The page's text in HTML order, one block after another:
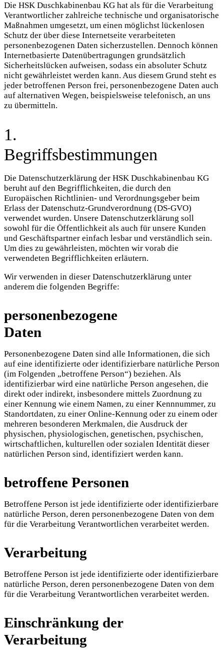
Die HSK Duschkabinenbau KG hat als für die Verarbeitung
Verantwortlicher zahlreiche technische und organisatorische
Maßnahmen umgesetzt, um einen möglichst lückenlosen
Schutz der über diese Internetseite verarbeiteten
personenbezogenen Daten sicherzustellen. Dennoch können
Internetbasierte Datenübertragungen grundsätzlich
Sicherheitslücken aufweisen, sodass ein absoluter Schutz
nicht gewährleistet werden kann. Aus diesem Grund steht es
jeder betroffenen Person frei, personenbezogene Daten auch
auf alternativen Wegen, beispielsweise telefonisch, an uns
zu übermitteln.
1.
Begriffsbestimmungen
Die Datenschutzerklärung der HSK Duschkabinenbau KG
beruht auf den Begrifflichkeiten, die durch den
Europäischen Richtlinien- und Verordnungsgeber beim
Erlass der Datenschutz-Grundverordnung (DS-GVO)
verwendet wurden. Unsere Datenschutzerklärung soll
sowohl für die Öffentlichkeit als auch für unsere Kunden
und Geschäftspartner einfach lesbar und verständlich sein.
Um dies zu gewährleisten, möchten wir vorab die
verwendeten Begrifflichkeiten erläutern.
Wir verwenden in dieser Datenschutzerklärung unter
anderem die folgenden Begriffe:
personenbezogene
Daten
Personenbezogene Daten sind alle Informationen, die sich
auf eine identifizierte oder identifizierbare natürliche Person
(im Folgenden „betroffene Person“) beziehen. Als
identifizierbar wird eine natürliche Person angesehen, die
direkt oder indirekt, insbesondere mittels Zuordnung zu
einer Kennung wie einem Namen, zu einer Kennnummer, zu
Standortdaten, zu einer Online-Kennung oder zu einem oder
mehreren besonderen Merkmalen, die Ausdruck der
physischen, physiologischen, genetischen, psychischen,
wirtschaftlichen, kulturellen oder sozialen Identität dieser
natürlichen Person sind, identifiziert werden kann.
betroffene Personen
Betroffene Person ist jede identifizierte oder identifizierbare
natürliche Person, deren personenbezogene Daten von dem
für die Verarbeitung Verantwortlichen verarbeitet werden.
Verarbeitung
Betroffene Person ist jede identifizierte oder identifizierbare
natürliche Person, deren personenbezogene Daten von dem
für die Verarbeitung Verantwortlichen verarbeitet werden.
Einschränkung der
Verarbeitung